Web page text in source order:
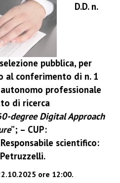
D.D. n.
pubblica, per
conferimento di n. 1
professionale
di ricerca
degree Digital Approach
”; – CUP:
scientifico:
ore 12:00.